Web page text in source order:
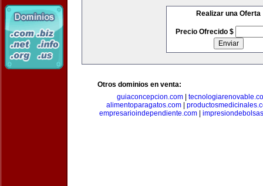
Realizar una Oferta
Precio Ofrecido $
Otros dominios en venta:
guiaconcepcion.com|
alimentoparagatos.com
empresarioindependiente.com